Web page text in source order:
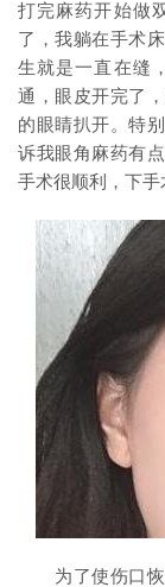
打完麻药开始做
了，我躺在手术
生就是一直在缝
通，眼皮开完了
的眼睛扒开。特
诉我眼角麻药有
手术很顺利，下手
为了使伤口恢